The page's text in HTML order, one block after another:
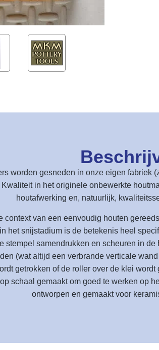
worden gesneden in onze eigen fabriek
in het originele onbewerkte
houtafwerking en, natuurlijk,
context van een eenvoudig houten
het snijstadium is de betekenis heel
stempel samendrukken en scheuren in
(wat altijd een verbrande verticale
getrokken of de roller over de klei
schaal gemaakt om goed te werken op
ontworpen en gemaakt voor